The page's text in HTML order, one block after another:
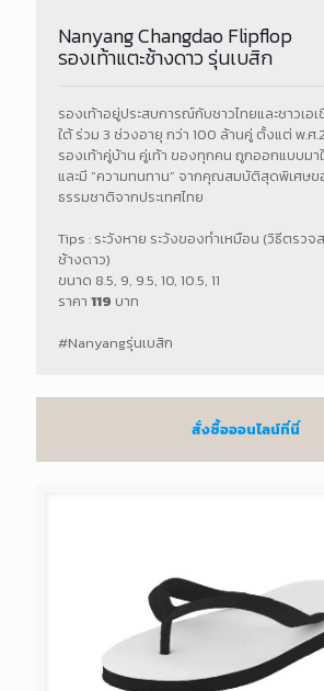
Nanyang Changdao Flipflop
รองเท้าแตะช้างดาว รุ่นเบสิก
รองเท้าอยู่ประสบการณ์กับชาวไทยและชาวเอ
ใต้ ร่วม 3 ช่วงอายุ กว่า 100 ล้านคู่ ตั้งแต่ พ.ศ
รองเท้าคู่บ้าน คู่เท้า ของทุกคน ถูกออกแบบมา
และมี “ความทนทาน” จากคุณสมบัติสุดพิเศษข
ธรรมชาติจากประเทศไทย
Tips : ระวังหาย ระวังของทำเหมือน (วิธีตรวจ
ช้างดาว)
ขนาด 8.5, 9, 9.5, 10, 10.5, 11
ราคา 119 บาท
#Nanyangรุ่นเบสิก
สั่งซื้อออนไลน์ที่นี่